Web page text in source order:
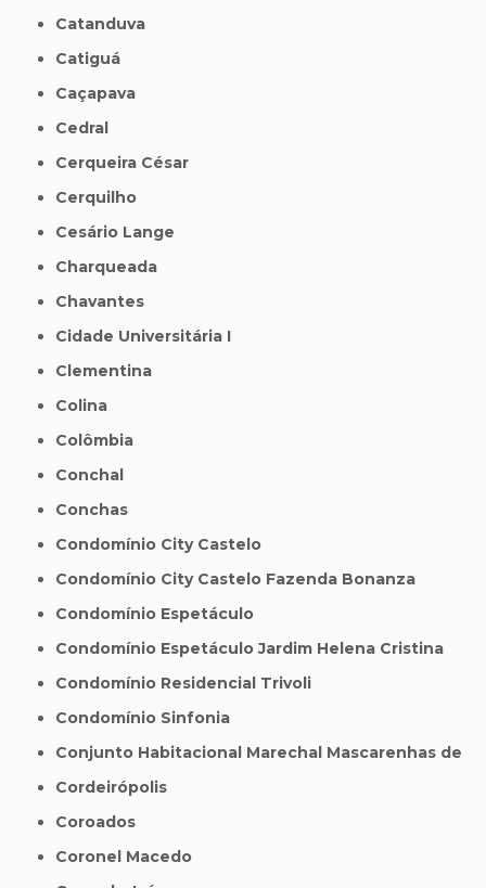
Catanduva
Catiguá
Caçapava
Cedral
Cerqueira César
Cerquilho
Cesário Lange
Charqueada
Chavantes
Cidade Universitária I
Clementina
Colina
Colômbia
Conchal
Conchas
Condomínio City Castelo
Condomínio City Castelo Fazenda Bonanza
Condomínio Espetáculo
Condomínio Espetáculo Jardim Helena Cristina
Condomínio Residencial Trivoli
Condomínio Sinfonia
Conjunto Habitacional Marechal Mascarenhas de
Cordeirópolis
Coroados
Coronel Macedo